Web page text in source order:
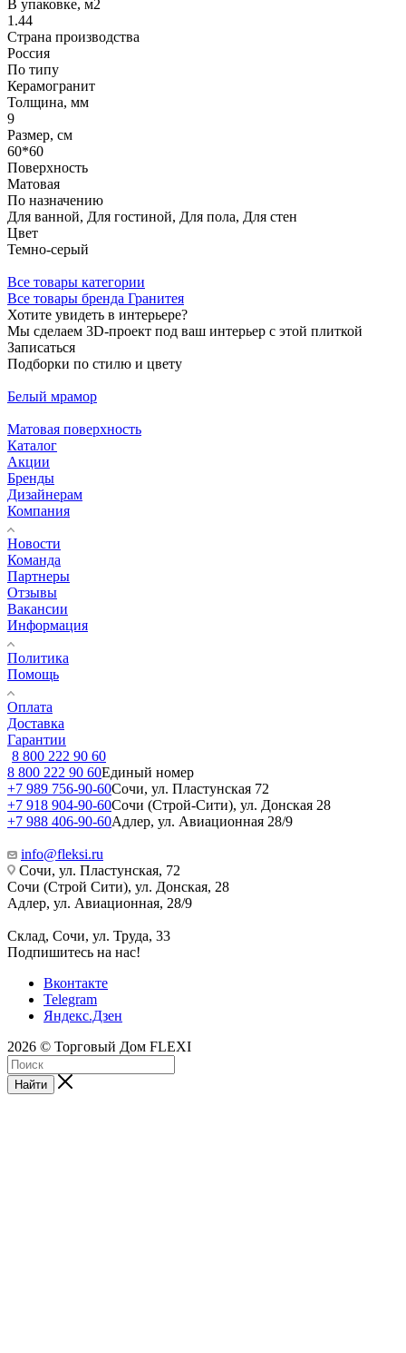
В упаковке, м2
1.44
Страна производства
Россия
По типу
Керамогранит
Толщина, мм
9
Размер, см
60*60
Поверхность
Матовая
По назначению
Для ванной, Для гостиной, Для пола, Для стен
Цвет
Темно-серый
Все товары категории
Все товары бренда Гранитея
Хотите увидеть в интерьере?
Мы сделаем 3D-проект под ваш интерьер с этой плиткой
Записаться
Подборки по стилю и цвету
Белый мрамор
Матовая поверхность
Каталог
Акции
Бренды
Дизайнерам
Компания
Новости
Команда
Партнеры
Отзывы
Вакансии
Информация
Политика
Помощь
Оплата
Доставка
Гарантии
8 800 222 90 60
8 800 222 90 60Единый номер
+7 989 756-90-60Сочи, ул. Пластунская 72
+7 918 904-90-60Сочи (Строй-Сити), ул. Донская 28
+7 988 406-90-60Адлер, ул. Авиационная 28/9
info@fleksi.ru
Сочи, ул. Пластунская, 72
Сочи (Строй Сити), ул. Донская, 28
Адлер, ул. Авиационная, 28/9
Склад, Сочи, ул. Труда, 33
Подпишитесь на нас!
Вконтакте
Telegram
Яндекс.Дзен
2026 © Торговый Дом FLEXI
Найти